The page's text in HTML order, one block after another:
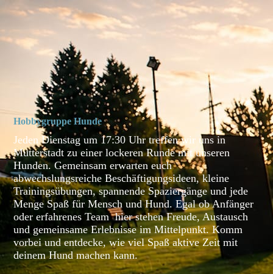
Hobbygruppe Hunde
Jeden Dienstag um 17:30 Uhr treffen wir uns in
Mutterstadt zu einer lockeren Runde mit unseren
Hunden. Gemeinsam erwarten euch
abwechslungsreiche Beschäftigungsideen, kleine
Trainingsübungen, spannende Spaziergänge und jede
Menge Spaß für Mensch und Hund. Egal ob Anfänger
oder erfahrenes Team hier stehen Freude, Austausch
und gemeinsame Erlebnisse im Mittelpunkt. Komm
vorbei und entdecke, wie viel Spaß aktive Zeit mit
deinem Hund machen kann.